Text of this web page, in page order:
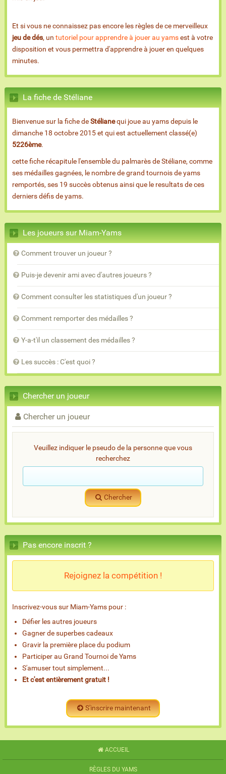
Et si vous ne connaissez pas encore les règles de ce merveilleux
jeu de dés, un tutoriel pour apprendre à jouer au yamsest à votre
disposition et vous permettra d'apprendre à jouer en quelques
minutes.
La fiche de Stéliane
Bienvenue sur la fiche deStélianequi joue au yams depuis le
dimanche 18 octobre 2015 et qui est actuellement classé(e)
5226ème.
cette fiche récapitule l'ensemble du palmarès de Stéliane, comme
ses médailles gagnées, le nombre de grand tournois de yams
remportés, ses 19 succès obtenus ainsi que le resultats de ces
derniers défis de yams.
Les joueurs sur Miam-Yams
Comment trouver un joueur ?
Puis-je devenir ami avec d'autres joueurs ?
Comment consulter les statistiques d'un joueur ?
Comment remporter des médailles ?
Y-a-t'il un classement des médailles ?
Les succès : C'est quoi ?
Chercher un joueur
Chercher un joueur
Veuillez indiquer le pseudo de la personne que vous
recherchez
Chercher
Pas encore inscrit ?
Rejoignez la compétition !
Inscrivez-vous sur Miam-Yams pour :
Défier les autres joueurs
Gagner de superbes cadeaux
Gravir la première place du podium
Participer au Grand Tournoi de Yams
S'amuser tout simplement...
Et c'est entièrement gratuit !
S'inscrire maintenant
ACCUEIL
RÈGLES DU YAMS